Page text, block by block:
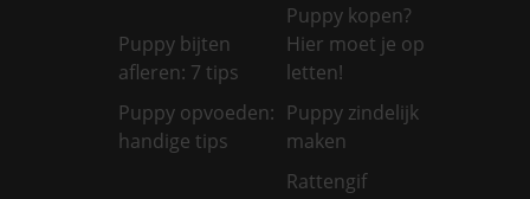
Puppy bijten
afleren: 7 tips
Puppy kopen?
Hier moet je op
letten!
Puppy opvoeden:
handige tips
Puppy zindelijk
maken
Rattengif